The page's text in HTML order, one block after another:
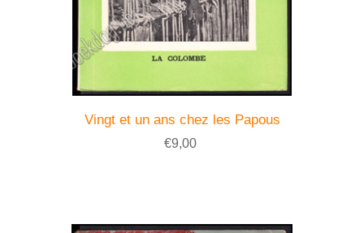
Vingt et un ans chez les Papous
€9,00